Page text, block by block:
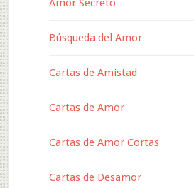
Amor Secreto
Búsqueda del Amor
Cartas de Amistad
Cartas de Amor
Cartas de Amor Cortas
Cartas de Desamor